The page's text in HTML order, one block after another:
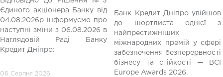
Єдиного акціонера Банку від
04.08.2026р інформуємо про
наступні зміни з 06.08.2026 в
Наглядовій Раді Банку
Кредит Дніпро:
06 Серпня 2026
Банк Кредит Дніпро увійшов
до шортлиста однієї з
найпрестижніших
міжнародних премій у сфері
забезпечення безперервності
бізнесу та стійкості — BCI
Europe Awards 2026.